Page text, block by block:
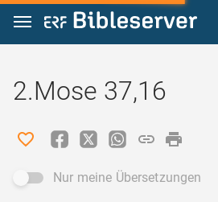
Zum Inhalt springen
2.Mose 37,16
Nur meine Übersetzungen